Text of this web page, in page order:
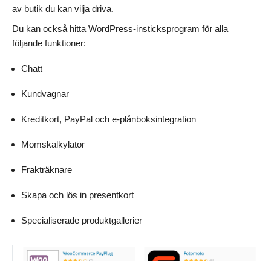
av butik du kan vilja driva.
Du kan också hitta WordPress-insticksprogram för alla
följande funktioner:
Chatt
Kundvagnar
Kreditkort, PayPal och e-plånboksintegration
Momskalkylator
Frakträknare
Skapa och lös in presentkort
Specialiserade produktgallerier